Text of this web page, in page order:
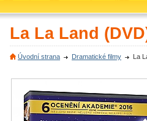
La La Land
Úvodní strana Dramatické filmy La